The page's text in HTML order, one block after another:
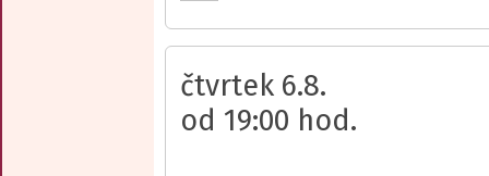
čtvrtek 6.8.
od 19:00 hod.